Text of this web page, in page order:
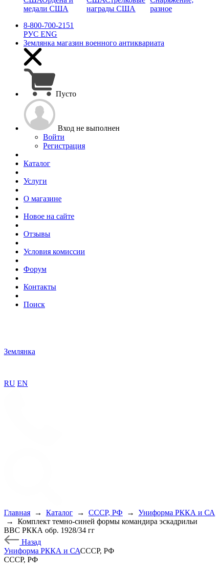
медали США
награды США
разное
8-800-700-2151
РУС ENG
Землянка магазин военного антиквариата
Пусто
Вход не выполнен
Войти
Регистрация
Каталог
Услуги
О магазине
Новое на сайте
Отзывы
Условия комиссии
Форум
Контакты
Поиск
Землянка
RU EN
Главная → Каталог → СССР, РФ →
Униформа РККА и СА
→
Комплект темно-синей формы командира эскадрильи
ВВС РККА обр. 1928/34 гг
Назад
Униформа РККА и САСССР, РФ
СССР, РФ